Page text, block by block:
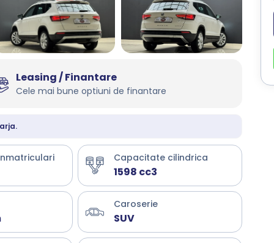
Leasing / Finantare
Cele mai bune optiuni de finantare
Capacitate cilindrica
1598 cc3
Caroserie
SUV